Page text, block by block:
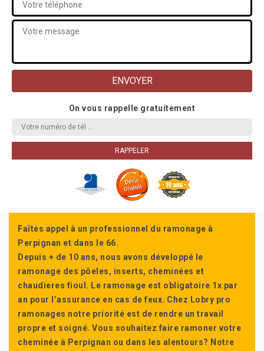
On vous rappelle gratuitement
Faîtes appel à un professionnel du ramonage à
Perpignan et dans le 66.
Depuis + de 10 ans, nous avons développé le
ramonage des pôeles, inserts, cheminées et
chaudieres fioul. Le ramonage est obligatoire 1x par
an pour l’assurance en cas de feux. Chez Lobry pro
ramonages notre priorité est de rendre un travail
propre et soigné. Vous souhaitez faire ramoner votre
cheminée à Perpignan ou dans les alentours? Notre